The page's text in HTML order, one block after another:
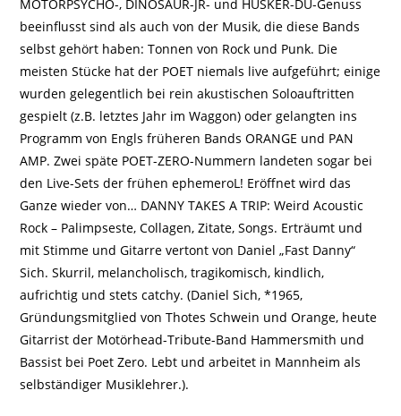
MOTORPSYCHO-, DINOSAUR-JR- und HÜSKER-DÜ-Genuss
beeinflusst sind als auch von der Musik, die diese Bands
selbst gehört haben: Tonnen von Rock und Punk. Die
meisten Stücke hat der POET niemals live aufgeführt; einige
wurden gelegentlich bei rein akustischen Soloauftritten
gespielt (z.B. letztes Jahr im Waggon) oder gelangten ins
Programm von Engls früheren Bands ORANGE und PAN
AMP. Zwei späte POET-ZERO-Nummern landeten sogar bei
den Live-Sets der frühen ephemeroL! Eröffnet wird das
Ganze wieder von… DANNY TAKES A TRIP: Weird Acoustic
Rock – Palimpseste, Collagen, Zitate, Songs. Erträumt und
mit Stimme und Gitarre vertont von Daniel „Fast Danny“
Sich. Skurril, melancholisch, tragikomisch, kindlich,
aufrichtig und stets catchy. (Daniel Sich, *1965,
Gründungsmitglied von Thotes Schwein und Orange, heute
Gitarrist der Motörhead-Tribute-Band Hammersmith und
Bassist bei Poet Zero. Lebt und arbeitet in Mannheim als
selbständiger Musiklehrer.).